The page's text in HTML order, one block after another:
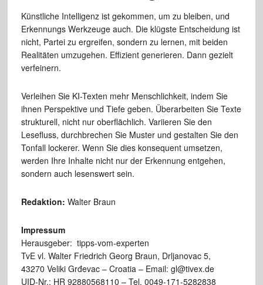
Künstliche Intelligenz ist gekommen, um zu bleiben, und
Erkennungs Werkzeuge auch. Die klügste Entscheidung ist
nicht, Partei zu ergreifen, sondern zu lernen, mit beiden
Realitäten umzugehen. Effizient generieren. Dann gezielt
verfeinern.
Verleihen Sie KI-Texten mehr Menschlichkeit, indem Sie
ihnen Perspektive und Tiefe geben. Überarbeiten Sie Texte
strukturell, nicht nur oberflächlich. Variieren Sie den
Lesefluss, durchbrechen Sie Muster und gestalten Sie den
Tonfall lockerer. Wenn Sie dies konsequent umsetzen,
werden Ihre Inhalte nicht nur der Erkennung entgehen,
sondern auch lesenswert sein.
Redaktion: Walter Braun
Impressum
Herausgeber: tipps-vom-experten
TvE vl. Walter Friedrich Georg Braun, Drljanovac 5,
43270 Veliki Grđevac – Croatia – Email: gl@tivex.de
UID-Nr.: HR 92880568110 – Tel. 0049-171-5282838